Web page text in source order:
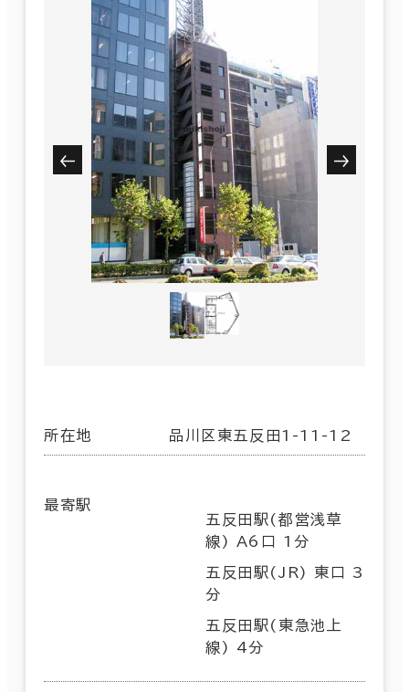
所在地 品川区東五反田1-11-12
最寄駅
五反田駅(都営浅草
線) A6口 1分
五反田駅(JR) 東口 3
分
五反田駅(東急池上
線) 4分